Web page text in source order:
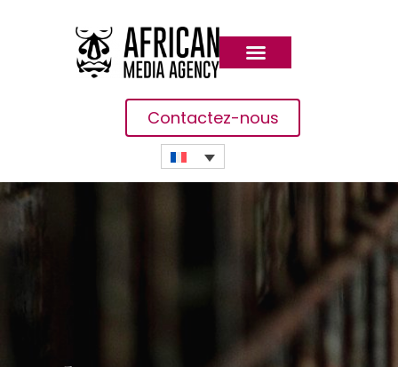
Contactez-nous